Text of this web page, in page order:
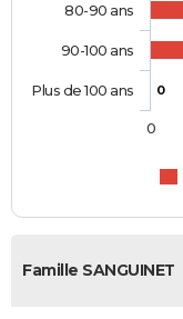
0
80-90 ans
90-100 ans
Plus de 100 ans
0
Famille SANGUINET